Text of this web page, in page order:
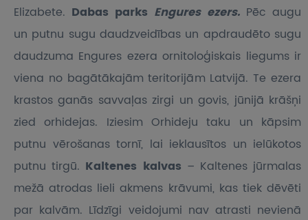
Elizabete. Dabas parks Engures ezers. Pēc augu
un putnu sugu daudzveidības un apdraudēto sugu
daudzuma Engures ezera ornitoloģiskais liegums ir
viena no bagātākajām teritorijām Latvijā. Te ezera
krastos ganās savvaļas zirgi un govis, jūnijā krāšņi
zied orhidejas. Iziesim Orhideju taku un kāpsim
putnu vērošanas tornī, lai ieklausītos un ielūkotos
putnu tirgū. Kaltenes kalvas – Kaltenes jūrmalas
mežā atrodas lieli akmens krāvumi, kas tiek dēvēti
par kalvām. Līdzīgi veidojumi nav atrasti nevienā